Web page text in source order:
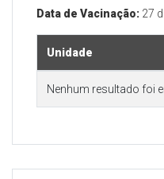
Data de Vacinação: 27
Unidade
Nenhum resultado foi